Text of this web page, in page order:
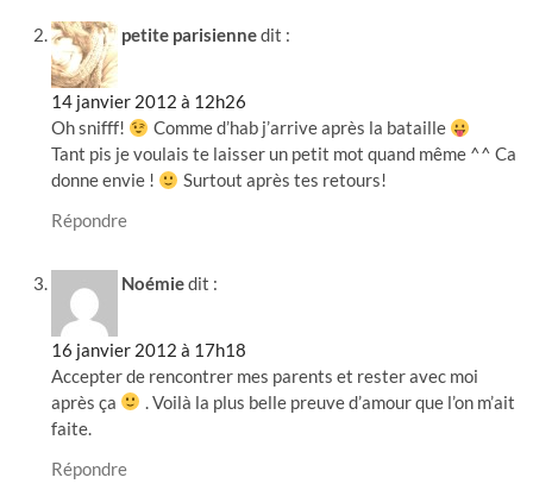
petite parisiennedit :
14 janvier 2012 à 12h26
Oh snifff!
Comme d’hab j’arrive après la bataille
Tant pis je voulais te laisser un petit mot quand même ^^ Ca
donne envie !
Surtout après tes retours!
Répondre
Noémiedit :
16 janvier 2012 à 17h18
Accepter de rencontrer mes parents et rester avec moi
après ça
. Voilà la plus belle preuve d’amour que l’on m’ait
faite.
Répondre